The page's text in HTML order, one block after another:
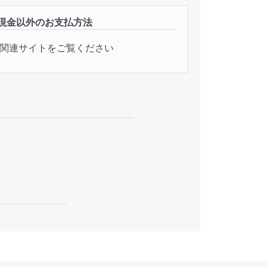
金以外のお支払方法
関連サイトをご覧ください